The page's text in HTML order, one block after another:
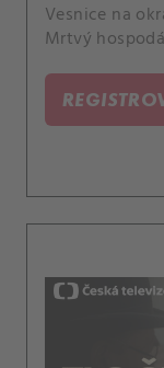
Vesnice na
Mrtvý